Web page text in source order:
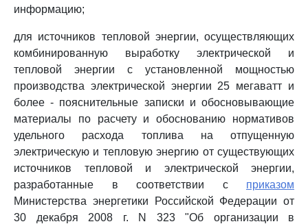
информацию;
для источников тепловой энергии, осуществляющих
комбинированную выработку электрической и
тепловой энергии с установленной мощностью
производства электрической энергии 25 мегаватт и
более - пояснительные записки и обосновывающие
материалы по расчету и обоснованию нормативов
удельного расхода топлива на отпущенную
электрическую и тепловую энергию от существующих
источников тепловой и электрической энергии,
разработанные в соответствии с приказом
Министерства энергетики Российской Федерации от
30 декабря 2008 г. N 323 "Об организации в